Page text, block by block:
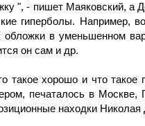
", - пишет Маяковский, а
гиперболы. Например,
в уменьшенном
он сам и др.
такое хорошо и что
печаталось в Москве,
находки Николая